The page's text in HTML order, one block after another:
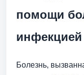
помощи
инфекцией
Болезнь,